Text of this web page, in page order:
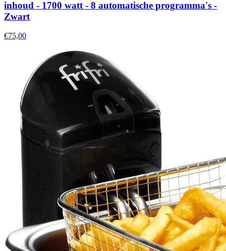
inhoud - 1700 watt - 8 automatische programma's -
Zwart
€75,00